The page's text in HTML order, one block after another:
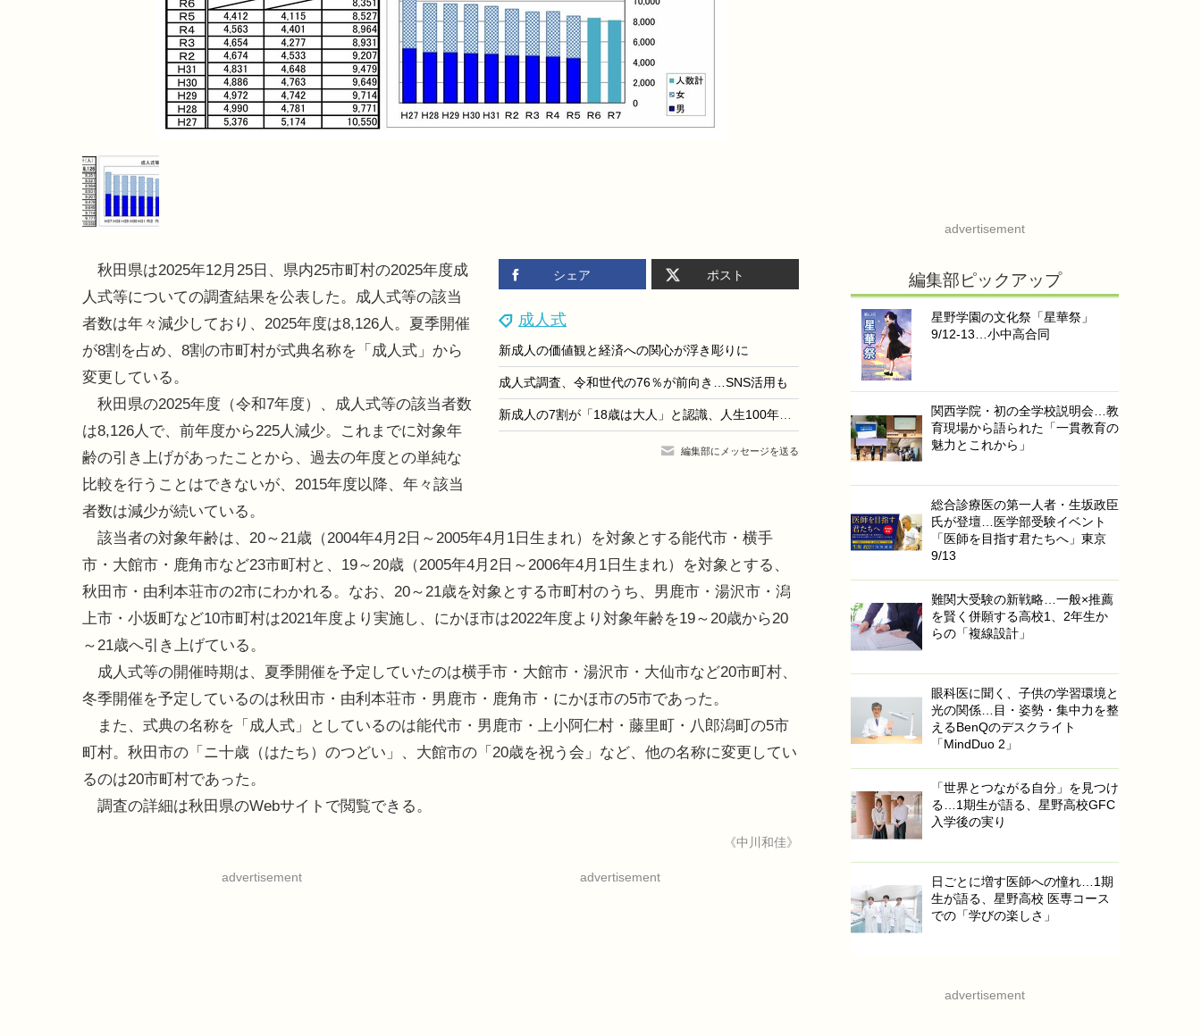
シェア ポスト
成人式
新成人の価値観と経済への関心が浮き彫りに
成人式調査、令和世代の76％が前向き…SNS活用も
新成人の7割が「18歳は大人」と認識、人生100年時代の意識調査
編集部にメッセージを送る
秋田県は2025年12月25日、県内25市町村の2025年度成
人式等についての調査結果を公表した。成人式等の該当
者数は年々減少しており、2025年度は8,126人。夏季開催
が8割を占め、8割の市町村が式典名称を「成人式」から
変更している。
秋田県の2025年度（令和7年度）、成人式等の該当者数
は8,126人で、前年度から225人減少。これまでに対象年
齢の引き上げがあったことから、過去の年度との単純な
比較を行うことはできないが、2015年度以降、年々該当
者数は減少が続いている。
該当者の対象年齢は、20～21歳（2004年4月2日～2005年4月1日生まれ）を対象とする能代市・横手
市・大館市・鹿角市など23市町村と、19～20歳（2005年4月2日～2006年4月1日生まれ）を対象とする、
秋田市・由利本荘市の2市にわかれる。なお、20～21歳を対象とする市町村のうち、男鹿市・湯沢市・潟
上市・小坂町など10市町村は2021年度より実施し、にかほ市は2022年度より対象年齢を19～20歳から20
～21歳へ引き上げている。
成人式等の開催時期は、夏季開催を予定していたのは横手市・大館市・湯沢市・大仙市など20市町村、
冬季開催を予定しているのは秋田市・由利本荘市・男鹿市・鹿角市・にかほ市の5市であった。
また、式典の名称を「成人式」としているのは能代市・男鹿市・上小阿仁村・藤里町・八郎潟町の5市
町村。秋田市の「ニ十歳（はたち）のつどい」、大館市の「20歳を祝う会」など、他の名称に変更してい
るのは20市町村であった。
調査の詳細は秋田県のWebサイトで閲覧できる。
《中川和佳》
advertisement advertisement
advertisement
編集部ピックアップ
星野学園の文化祭「星華祭」
9/12-13…小中高合同
関西学院・初の全学校説明会…教
育現場から語られた「一貫教育の
魅力とこれから」
総合診療医の第一人者・生坂政臣
氏が登壇…医学部受験イベント
「医師を目指す君たちへ」東京
9/13
難関大受験の新戦略…一般×推薦
を賢く併願する高校1、2年生か
らの「複線設計」
眼科医に聞く、子供の学習環境と
光の関係…目・姿勢・集中力を整
えるBenQのデスクライト
「MindDuo 2」
「世界とつながる自分」を見つけ
る…1期生が語る、星野高校GFC
入学後の実り
日ごとに増す医師への憧れ…1期
生が語る、星野高校 医専コース
での「学びの楽しさ」
advertisement